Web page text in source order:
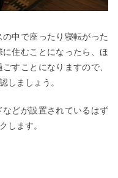
中で座ったり寝転がった
住むことになったら、ほ
すことになりますので、
しましょう。
どが設置されているはず
します。